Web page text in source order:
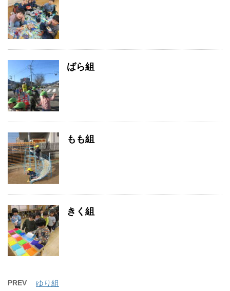
ばら組
もも組
きく組
PREV ゆり組